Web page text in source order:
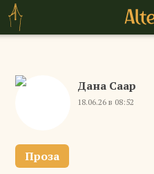
Дана Саар
18.06.26 в 08:52
Проза